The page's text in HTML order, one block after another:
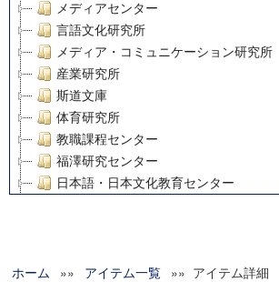
メディアセンター
言語文化研究所
メディア・コミュニケーション研究所
産業研究所
斯道文庫
体育研究所
教職課程センター
福澤研究センター
日本語・日本文化教育センター
グローバルリサーチインスティテュート
ホーム »» アイテム一覧 »» アイテム詳細